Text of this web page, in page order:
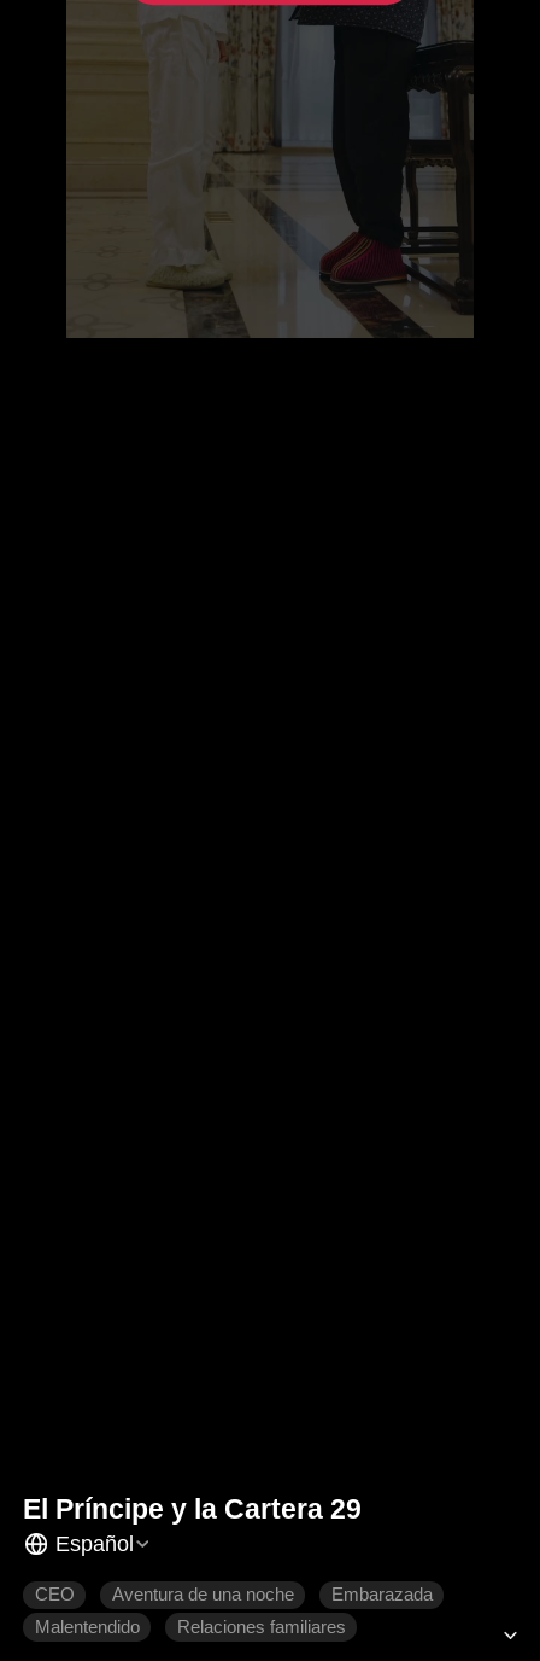
El Príncipe y la Cartera 29
Español
CEO Aventura de una noche
Embarazada
Malentendido
Relaciones familiares